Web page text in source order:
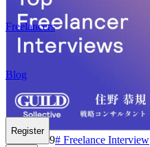
Freelancers
Blog
Register
2025.10.09# Freelance Interview